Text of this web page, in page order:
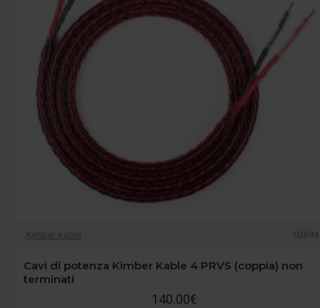
Kimber Kable 03694
Cavi di potenza Kimber Kable 4 PRVS (coppia) non
terminati
140.00€